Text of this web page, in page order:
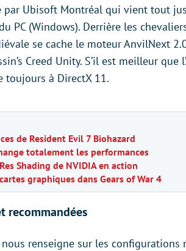
par Ubisoft Montréal qui vient tout
PC (Windows). Derrière les
se cache le moteur AnvilNext
Creed Unity. S’il est meilleur que
toujours à DirectX 11.
de Resident Evil 7 Biohazard
totalement les performances
Shading de NVIDIA en action
graphiques dans Gears of War 4
recommandées
renseigne sur les configurations